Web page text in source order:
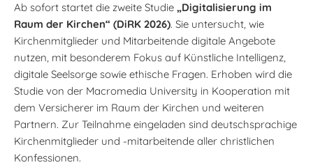
Ab sofort startet die zweite Studie „Digitalisierung im
Raum der Kirchen“ (DiRK 2026). Sie untersucht, wie
Kirchenmitglieder und Mitarbeitende digitale Angebote
nutzen, mit besonderem Fokus auf Künstliche Intelligenz,
digitale Seelsorge sowie ethische Fragen. Erhoben wird die
Studie von der Macromedia University in Kooperation mit
dem Versicherer im Raum der Kirchen und weiteren
Partnern. Zur Teilnahme eingeladen sind deutschsprachige
Kirchenmitglieder und -mitarbeitende aller christlichen
Konfessionen.